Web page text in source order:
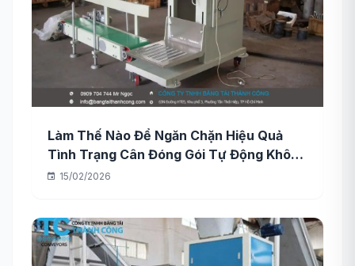
Làm Thế Nào Để Ngăn Chặn Hiệu Quả
Tình Trạng Cân Đóng Gói Tự Động Không
Khởi Động Được?
15/02/2026